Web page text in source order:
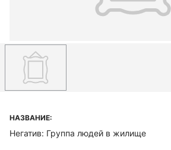
НАЗВАНИЕ:
Негатив: Группа людей в жилище